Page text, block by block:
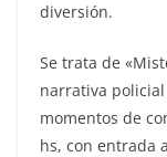
diversión.
Se trata de
narrativa
momentos de
hs, con entrada